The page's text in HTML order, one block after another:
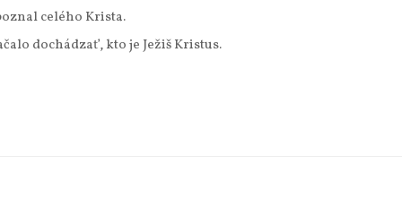
celého Krista.
dochádzať, kto je Ježiš Kristus.